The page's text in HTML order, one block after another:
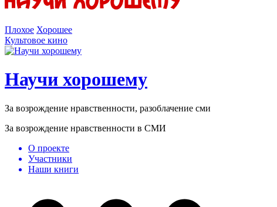
Плохое Хорошее
Культовое кино
Научи хорошему
За возрождение нравственности, разоблачение сми
За возрождение нравственности в СМИ
О проекте
Участники
Наши книги